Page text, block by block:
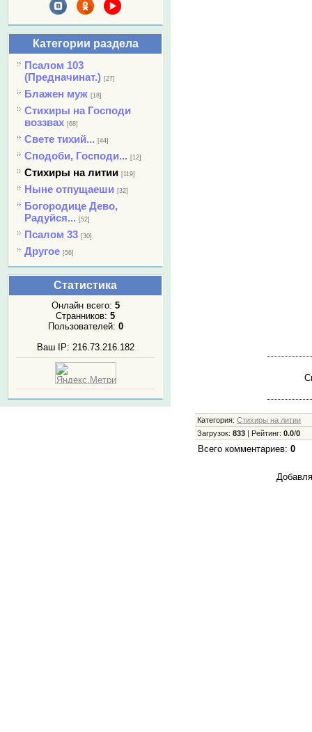
Категории раздела
Псалом 103
(Предначинат.) [27]
Блажен муж [18]
Стихиры на Господи
воззвах [68]
Свете тихий... [44]
Сподоби, Господи... [12]
Стихиры на литии [119]
Ныне отпущаеши [32]
Богородице Дево,
Радуйся... [52]
Псалом 33 [30]
Другое [56]
Статистика
Онлайн всего: 5
Странников: 5
Пользователей: 0
Ваш IP: 216.73.216.182
Категория:Стихиры на литии
Загрузок:833 Рейтинг:0.0/0
Всего комментариев: 0